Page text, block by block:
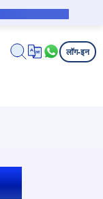
लॉग-इन